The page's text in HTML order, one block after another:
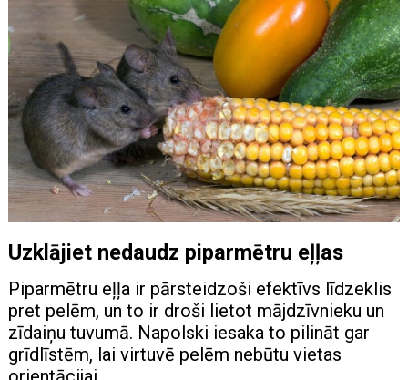
Uzklājiet nedaudz piparmētru eļļas
Piparmētru eļļa ir pārsteidzoši efektīvs līdzeklis
pret pelēm, un to ir droši lietot mājdzīvnieku un
zīdaiņu tuvumā. Napolski iesaka to pilināt gar
grīdlīstēm, lai virtuvē pelēm nebūtu vietas